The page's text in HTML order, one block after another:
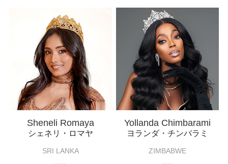
Sheneli Romaya
シェネリ・ロマヤ
SRI LANKA
Yollanda Chimbarami
ヨランダ・チンバラミ
ZIMBABWE